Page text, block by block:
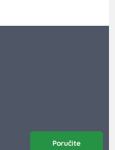
Poručite